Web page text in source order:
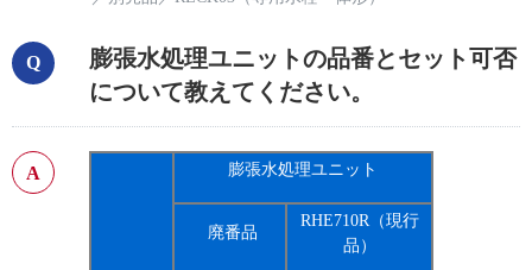
膨張水処理ユニットの品番とセット可否
について教えてください。
膨張水処理ユニット
廃番品
RHE710R（現行
品）